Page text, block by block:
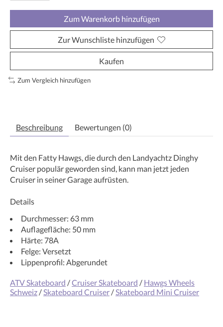
Zum Warenkorb hinzufügen
Zur Wunschliste hinzufügen
Kaufen
Zum Vergleich hinzufügen
Beschreibung Bewertungen (0)
Mit den Fatty Hawgs, die durch den Landyachtz Dinghy
Cruiser populär geworden sind, kann man jetzt jeden
Cruiser in seiner Garage aufrüsten.
Details
Durchmesser: 63 mm
Auflagefläche: 50 mm
Härte: 78A
Felge: Versetzt
Lippenprofil: Abgerundet
ATV Skateboard /Cruiser Skateboard / Hawgs Wheels
Schweiz / Skateboard Cruiser / Skateboard Mini Cruiser